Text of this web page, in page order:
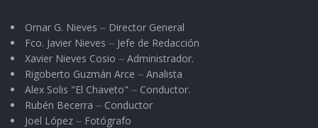
Omar G. Nieves ⏤ Director General
Fco. Javier Nieves ⏤ Jefe de Redacción
Xavier Nieves Cosio ⏤ Administrador.
Rigoberto Guzmán Arce ⏤ Analista
Alex Solis "El Chaveto" ⏤ Conductor.
Rubén Becerra ⏤ Conductor
Joel López ⏤ Fotógrafo